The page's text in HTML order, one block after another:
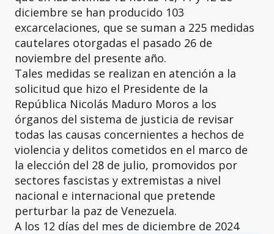
diciembre se han producido 103
excarcelaciones, que se suman a 225 medidas
cautelares otorgadas el pasado 26 de
noviembre del presente año.
Tales medidas se realizan en atención a la
solicitud que hizo el Presidente de la
República Nicolás Maduro Moros a los
órganos del sistema de justicia de revisar
todas las causas concernientes a hechos de
violencia y delitos cometidos en el marco de
la elección del 28 de julio, promovidos por
sectores fascistas y extremistas a nivel
nacional e internacional que pretende
perturbar la paz de Venezuela.
A los 12 días del mes de diciembre de 2024